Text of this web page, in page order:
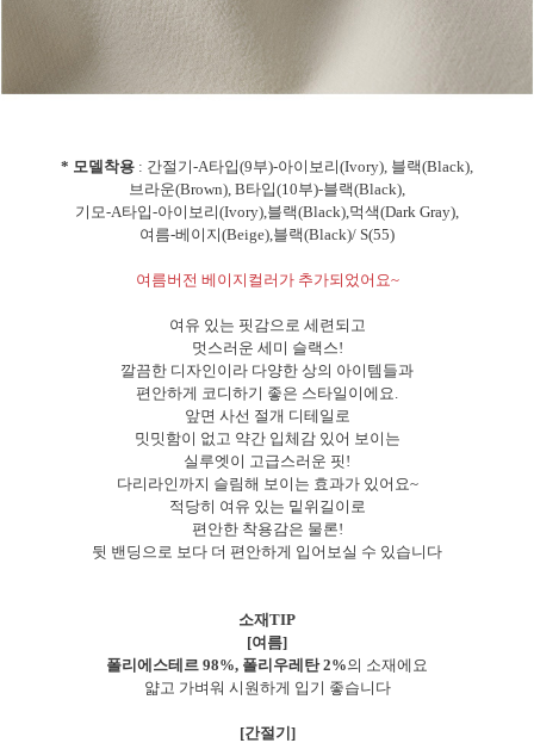
* 모델착용 : 간절기-A타입(9부)-아이보리(Ivory), 블랙(Black),
브라운(Brown), B타입(10부)-블랙(Black),
기모-A타입-아이보리(Ivory),블랙(Black),먹색(Dark Gray),
여름-베이지(Beige),블랙(Black)/ S(55)
여름버전 베이지컬러가 추가되었어요~
여유 있는 핏감으로 세련되고
멋스러운 세미 슬랙스!
깔끔한 디자인이라 다양한 상의 아이템들과
편안하게 코디하기 좋은 스타일이에요.
앞면 사선 절개 디테일로
밋밋함이 없고 약간 입체감 있어 보이는
실루엣이 고급스러운 핏!
다리라인까지 슬림해 보이는 효과가 있어요~
적당히 여유 있는 밑위길이로
편안한 착용감은 물론!
뒷 밴딩으로 보다 더 편안하게 입어보실 수 있습니다
소재TIP
[여름]
폴리에스테르 98%, 폴리우레탄 2%의 소재에요
얇고 가벼워 시원하게 입기 좋습니다
[간절기]